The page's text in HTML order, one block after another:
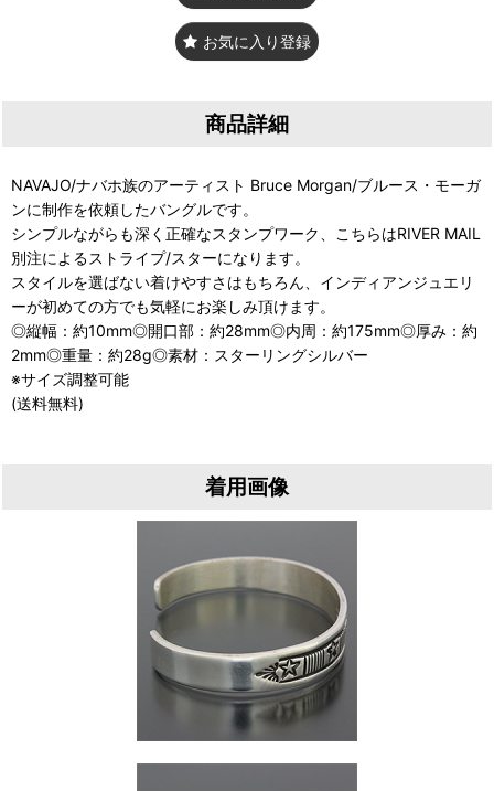
お気に入り登録
商品詳細
NAVAJO/ナバホ族のアーティスト Bruce Morgan/ブルース・モーガ
ンに制作を依頼したバングルです。
シンプルながらも深く正確なスタンプワーク、こちらはRIVER MAIL
別注によるストライプ/スターになります。
スタイルを選ばない着けやすさはもちろん、インディアンジュエリ
ーが初めての方でも気軽にお楽しみ頂けます。
◎縦幅：約10mm◎開口部：約28mm◎内周：約175mm◎厚み：約
2mm◎重量：約28g◎素材：スターリングシルバー
※サイズ調整可能
(送料無料)
着用画像